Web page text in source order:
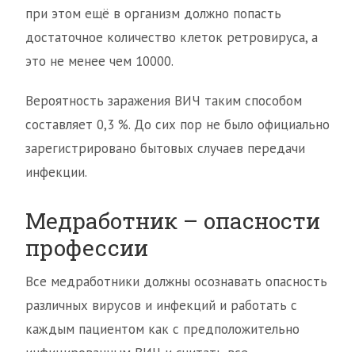
при этом ещё в организм должно попасть
достаточное количество клеток ретровируса, а
это не менее чем 10000.
Вероятность заражения ВИЧ таким способом
составляет 0,3 %. До сих пор не было официально
зарегистрировано бытовых случаев передачи
инфекции.
Медработник – опасности
профессии
Все медработники должны осознавать опасность
различных вирусов и инфекций и работать с
каждым пациентом как с предположительно